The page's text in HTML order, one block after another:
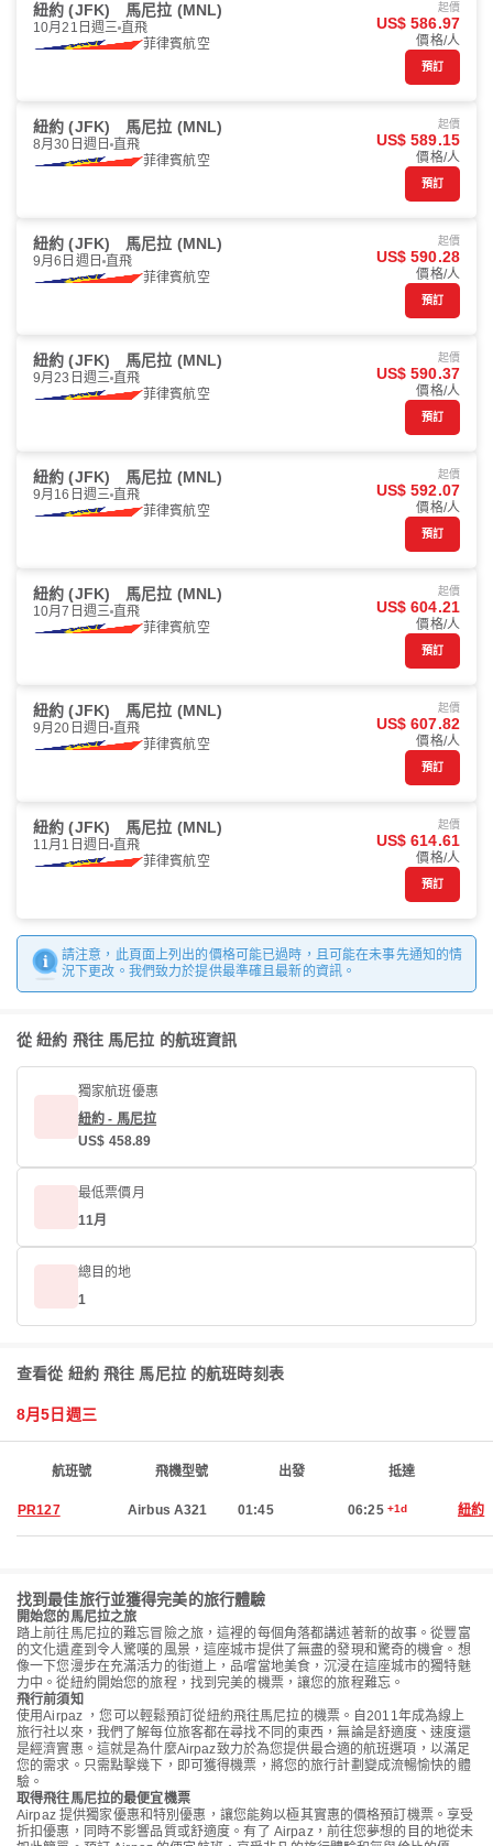
紐約 (JFK) 馬尼拉 (MNL)
10月21日週三 直飛
菲律賓航空
起價
US$ 586.97
價格/人
預訂
紐約 (JFK) 馬尼拉 (MNL)
8月30日週日 直飛
菲律賓航空
起價
US$ 589.15
價格/人
預訂
紐約 (JFK) 馬尼拉 (MNL)
9月6日週日 直飛
菲律賓航空
起價
US$ 590.28
價格/人
預訂
紐約 (JFK) 馬尼拉 (MNL)
9月23日週三 直飛
菲律賓航空
起價
US$ 590.37
價格/人
預訂
紐約 (JFK) 馬尼拉 (MNL)
9月16日週三 直飛
菲律賓航空
起價
US$ 592.07
價格/人
預訂
紐約 (JFK) 馬尼拉 (MNL)
10月7日週三 直飛
菲律賓航空
起價
US$ 604.21
價格/人
預訂
紐約 (JFK) 馬尼拉 (MNL)
9月20日週日 直飛
菲律賓航空
起價
US$ 607.82
價格/人
預訂
紐約 (JFK) 馬尼拉 (MNL)
11月1日週日 直飛
菲律賓航空
起價
US$ 614.61
價格/人
預訂
請注意，此頁面上列出的價格可能已過時，且可能在未事先通知的情
況下更改。我們致力於提供最準確且最新的資訊。
從 紐約 飛往 馬尼拉 的航班資訊
獨家航班優惠
紐約 - 馬尼拉
US$ 458.89
最低票價月
11月
總目的地
1
查看從 紐約 飛往 馬尼拉 的航班時刻表
8月5日週三
航班號 飛機型號 出發 抵達
PR127 Airbus A321 01:45 06:25 +1d 紐約
找到最佳旅行並獲得完美的旅行體驗
開始您的馬尼拉之旅
踏上前往馬尼拉的難忘冒險之旅，這裡的每個角落都講述著新的故事。從豐富
的文化遺產到令人驚嘆的風景，這座城市提供了無盡的發現和驚奇的機會。想
像一下您漫步在充滿活力的街道上，品嚐當地美食，沉浸在這座城市的獨特魅
力中。從紐約開始您的旅程，找到完美的機票，讓您的旅程難忘。
飛行前須知
使用Airpaz ，您可以輕鬆預訂從紐約飛往馬尼拉的機票。自2011年成為線上
旅行社以來，我們了解每位旅客都在尋找不同的東西，無論是舒適度、速度還
是經濟實惠。這就是為什麼Airpaz致力於為您提供最合適的航班選項，以滿足
您的需求。只需點擊幾下，即可獲得機票，將您的旅行計劃變成流暢愉快的體
驗。
取得飛往馬尼拉的最便宜機票
Airpaz 提供獨家優惠和特別優惠，讓您能夠以極其實惠的價格預訂機票。享受
折扣優惠，同時不影響品質或舒適度。有了 Airpaz，前往您夢想的目的地從未